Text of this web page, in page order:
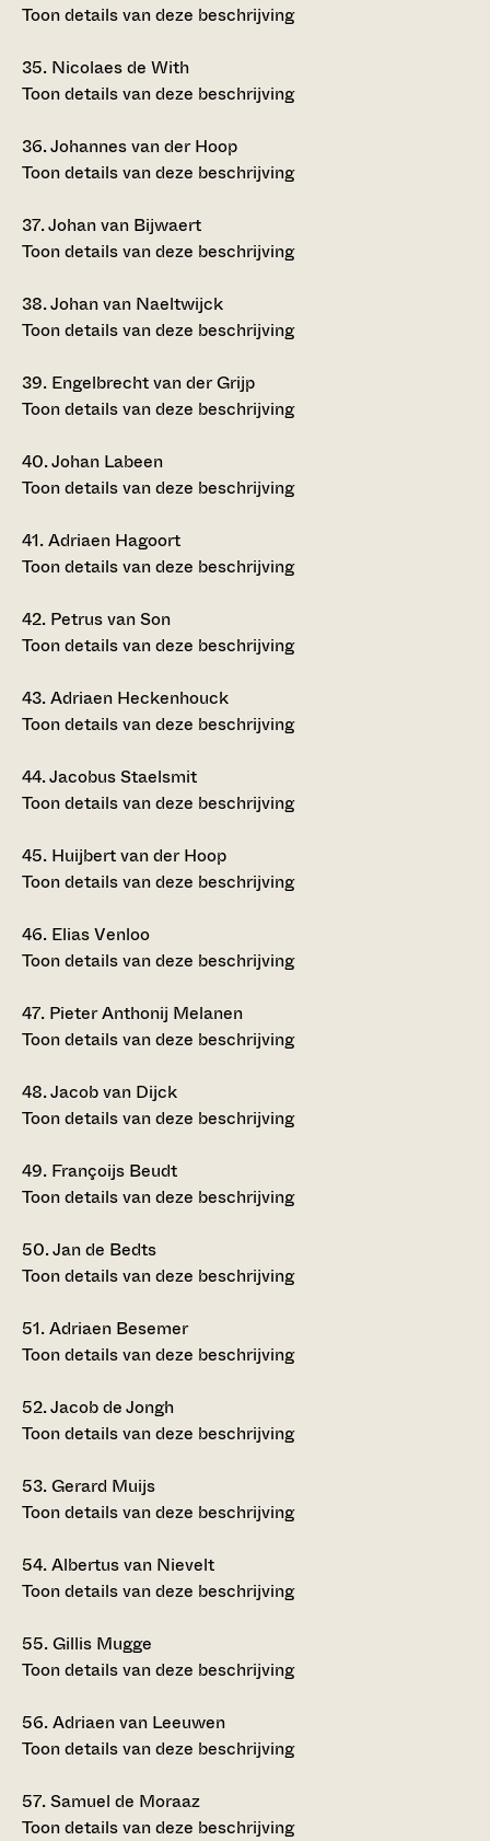
Toon details van deze beschrijving
35. Nicolaes de With
Toon details van deze beschrijving
36.Johannes van der Hoop
Toon details van deze beschrijving
37.Johan van Bijwaert
Toon details van deze beschrijving
38.Johan van Naeltwijck
Toon details van deze beschrijving
39. Engelbrecht van der Grijp
Toon details van deze beschrijving
40.Johan Labeen
Toon details van deze beschrijving
41.Adriaen Hagoort
Toon details van deze beschrijving
42. Petrus van Son
Toon details van deze beschrijving
43.Adriaen Heckenhouck
Toon details van deze beschrijving
44.Jacobus Staelsmit
Toon details van deze beschrijving
45. Huijbert van der Hoop
Toon details van deze beschrijving
46. Elias Venloo
Toon details van deze beschrijving
47. Pieter Anthonij Melanen
Toon details van deze beschrijving
48.Jacob van Dijck
Toon details van deze beschrijving
49. Françoijs Beudt
Toon details van deze beschrijving
50.Jan de Bedts
Toon details van deze beschrijving
51.Adriaen Besemer
Toon details van deze beschrijving
52.Jacob de Jongh
Toon details van deze beschrijving
53.Gerard Muijs
Toon details van deze beschrijving
54.Albertus van Nievelt
Toon details van deze beschrijving
55.Gillis Mugge
Toon details van deze beschrijving
56.Adriaen van Leeuwen
Toon details van deze beschrijving
57.Samuel de Moraaz
Toon details van deze beschrijving